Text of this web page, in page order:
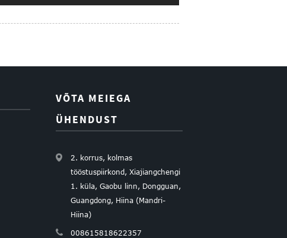
VÕTA MEIEGA
ÜHENDUST
2. korrus, kolmas
tööstuspiirkond, Xiajiangchengi
1. küla, Gaobu linn, Dongguan,
Guangdong, Hiina (Mandri-
Hiina)
008615818622357